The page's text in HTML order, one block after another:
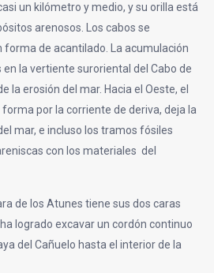
un kilómetro y medio, y su orilla está
arenosos. Los cabos se
forma de acantilado. La acumulación
la vertiente suroriental del Cabo de
la erosión del mar. Hacia el Oeste, el
por la corriente de deriva, deja la
mar, e incluso los tramos fósiles
con los materiales del
de los Atunes tiene sus dos caras
logrado excavar un cordón continuo
del Cañuelo hasta el interior de la